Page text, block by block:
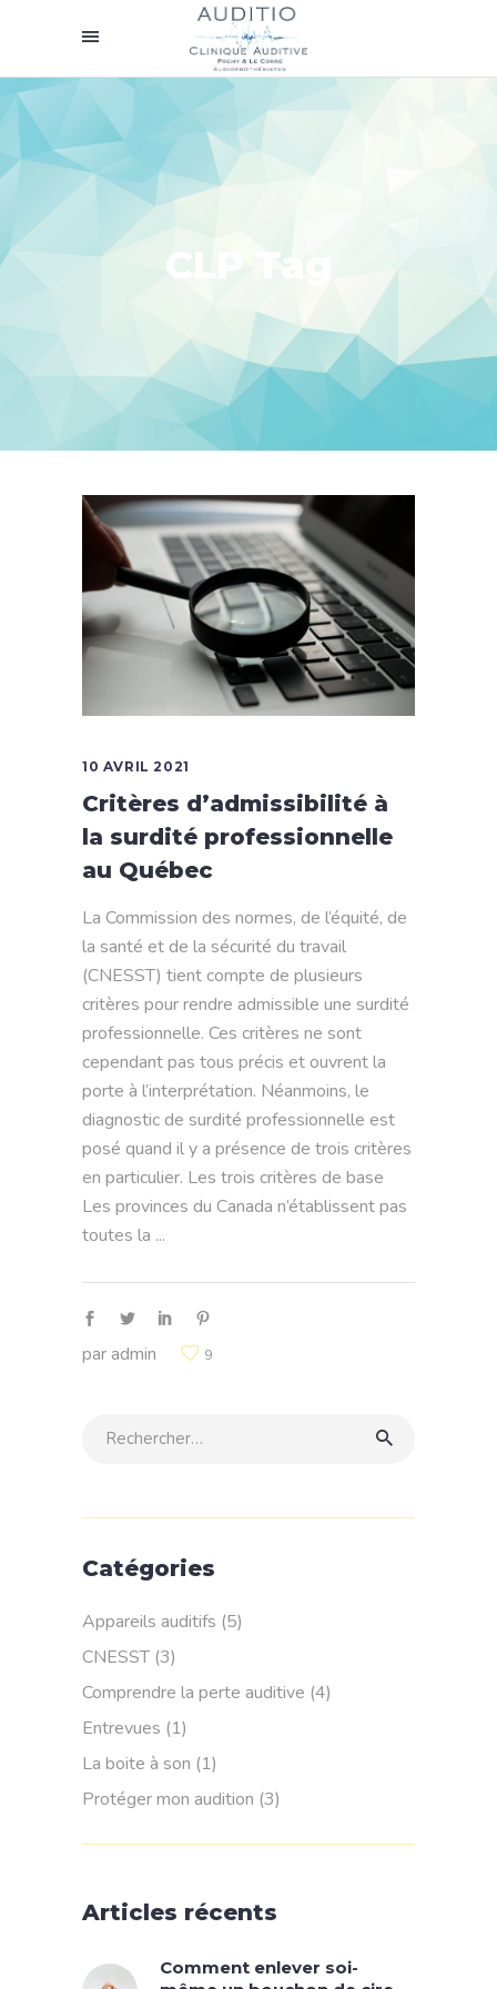
CLP Tag
10 AVRIL 2021
Critères d’admissibilité à
la surdité professionnelle
au Québec
La Commission des normes, de l’équité, de
la santé et de la sécurité du travail
(CNESST) tient compte de plusieurs
critères pour rendre admissible une surdité
professionnelle. Ces critères ne sont
cependant pas tous précis et ouvrent la
porte à l’interprétation. Néanmoins, le
diagnostic de surdité professionnelle est
posé quand il y a présence de trois critères
en particulier. Les trois critères de base
Les provinces du Canada n’établissent pas
toutes la
paradmin 9
Rechercher:
Catégories
Appareils auditifs (5)
CNESST (3)
Comprendre la perte auditive (4)
Entrevues (1)
La boite à son (1)
Protéger mon audition (3)
Articles récents
Comment enlever soi-